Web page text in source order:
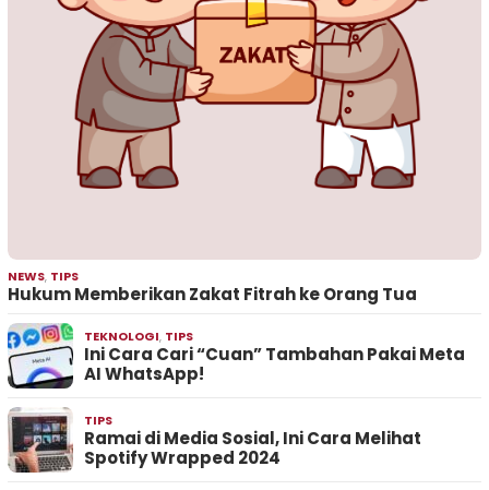
NEWS, TIPS
Hukum Memberikan Zakat Fitrah ke Orang Tua
TEKNOLOGI, TIPS
Ini Cara Cari “Cuan” Tambahan Pakai Meta
AI WhatsApp!
TIPS
Ramai di Media Sosial, Ini Cara Melihat
Spotify Wrapped 2024